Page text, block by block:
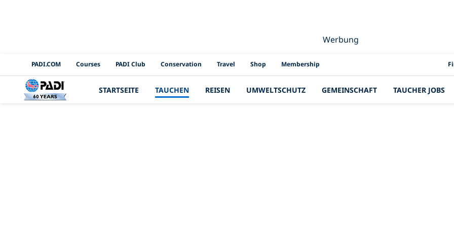
Werbung
PADI Channels
PADI.COM Courses PADI Club Conservation Travel Shop Membership
STARTSEITE TAUCHEN REISEN UMWELTSCHUTZ GEMEINSCHAFT TAUCHER JOBS